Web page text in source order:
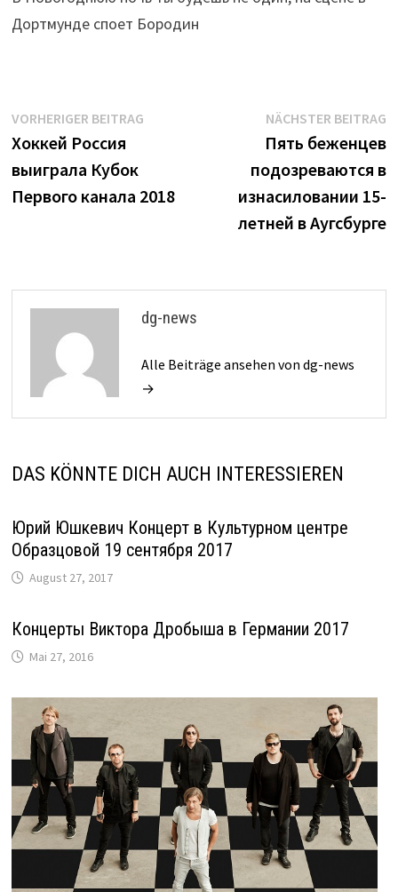
Дортмунде споет Бородин
Beitrags-
Navigation
VORHERIGER BEITRAGVorheriger
Хоккей Россия
выиграла Кубок
Первого канала 2018
NÄCHSTER BEITRAG
Пять беженцев
подозреваются в
изнасиловании 15-
летней в Аугсбурге
dg-news
Alle Beiträge ansehen von dg-news
→
DAS KÖNNTE DICH AUCH INTERESSIEREN
Юрий Юшкевич Концерт в Культурном центре
Образцовой 19 сентября 2017
August 27, 2017
Концерты Виктора Дробыша в Германии 2017
Mai 27, 2016